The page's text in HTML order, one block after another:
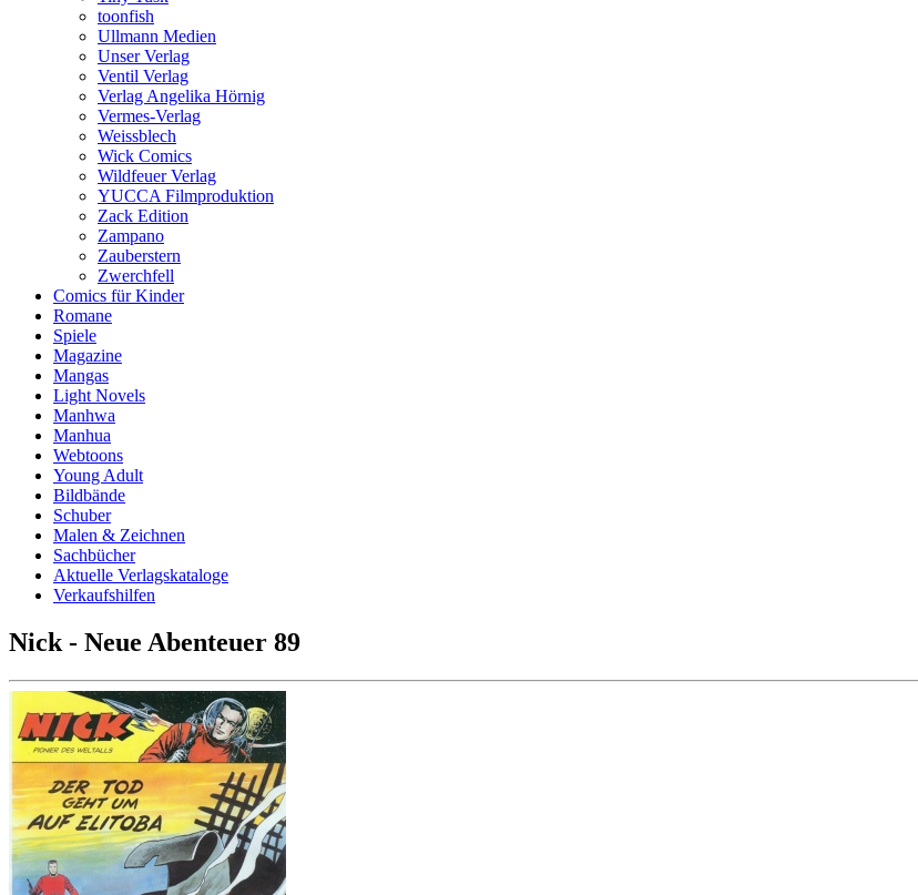
toonfish
Ullmann Medien
Unser Verlag
Ventil Verlag
Verlag Angelika Hörnig
Vermes-Verlag
Weissblech
Wick Comics
Wildfeuer Verlag
YUCCA Filmproduktion
Zack Edition
Zampano
Zauberstern
Zwerchfell
Comics für Kinder
Romane
Spiele
Magazine
Mangas
Light Novels
Manhwa
Manhua
Webtoons
Young Adult
Bildbände
Schuber
Malen & Zeichnen
Sachbücher
Aktuelle Verlagskataloge
Verkaufshilfen
Nick - Neue Abenteuer 89